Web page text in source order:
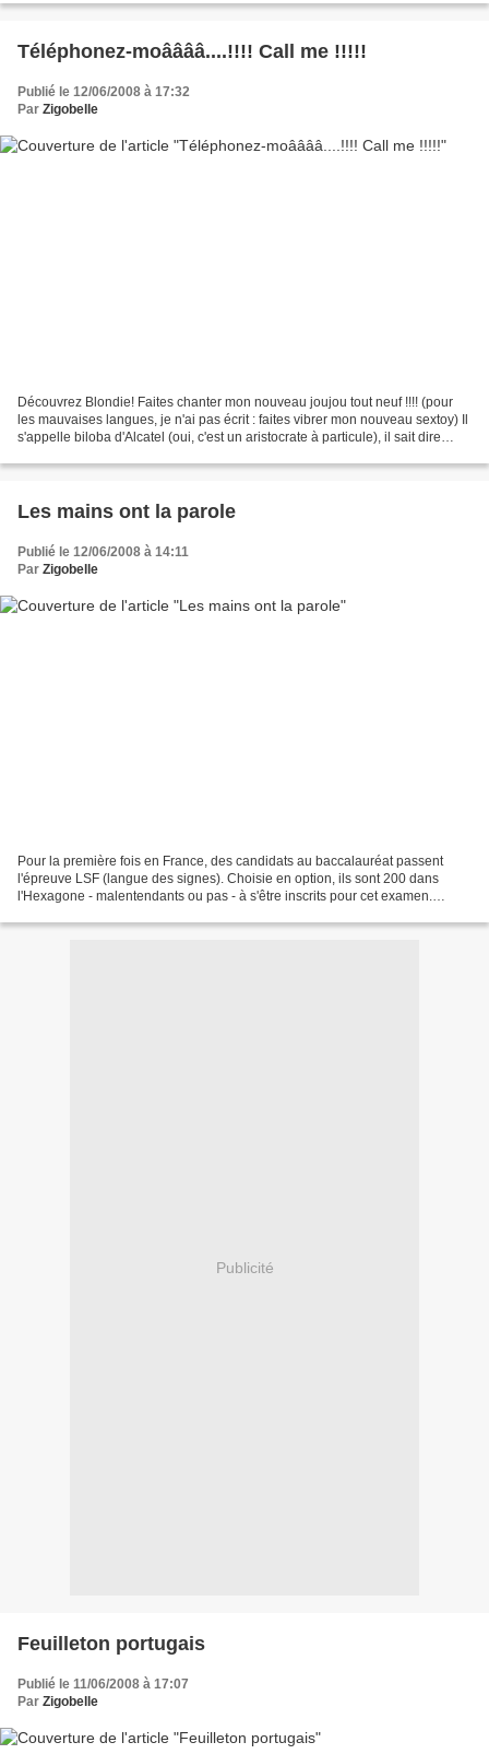
Téléphonez-moââââ....!!!! Call me !!!!!
Publié le 12/06/2008 à 17:32
Par Zigobelle
Découvrez Blondie! Faites chanter mon nouveau joujou tout neuf !!!! (pour
les mauvaises langues, je n'ai pas écrit : faites vibrer mon nouveau sextoy) Il
s'appelle biloba d'Alcatel (oui, c'est un aristocrate à particule), il sait dire
Les mains ont la parole
Publié le 12/06/2008 à 14:11
Par Zigobelle
Pour la première fois en France, des candidats au baccalauréat passent
l'épreuve LSF (langue des signes). Choisie en option, ils sont 200 dans
l'Hexagone - malentendants ou pas - à s'être inscrits pour cet examen.
Publicité
Feuilleton portugais
Publié le 11/06/2008 à 17:07
Par Zigobelle